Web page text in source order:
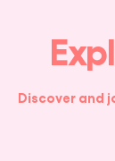
Discover and